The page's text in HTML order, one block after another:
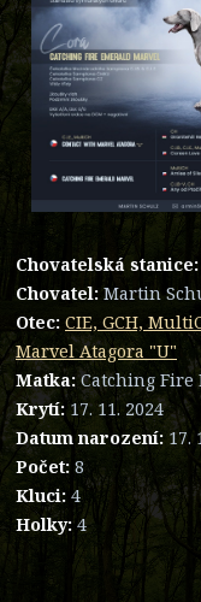
Chovatelská stanice:
Chovatel: Martin
Otec: CIE, GCH,
Marvel Atagora "U"
Matka:Catching Fire
Krytí: 17. 11. 2024
Datum narození: 17.
Počet: 8
Kluci: 4
Holky:4